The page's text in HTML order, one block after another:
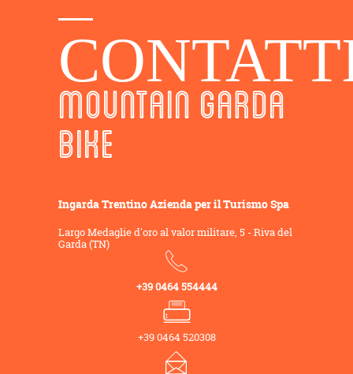
MOUNTAIN GARDA
BIKE
Ingarda Trentino Azienda per il Turismo Spa
Largo Medaglie d'oro al valor militare, 5 - Riva del
Garda (TN)
+39 0464 554444
+39 0464 520308